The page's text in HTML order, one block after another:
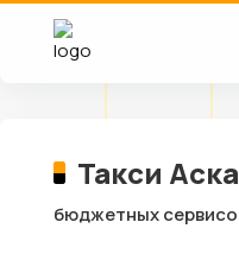
Такси
бюджетных